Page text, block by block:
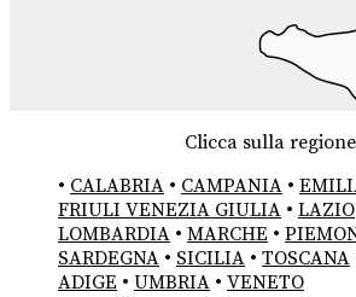
Clicca sulla regione
• CALABRIA • CAMPANIA •
FRIULI VENEZIA GIULIA • LAZIO
LOMBARDIA • MARCHE •
SARDEGNA • SICILIA • TOSCANA
ADIGE • UMBRIA • VENETO